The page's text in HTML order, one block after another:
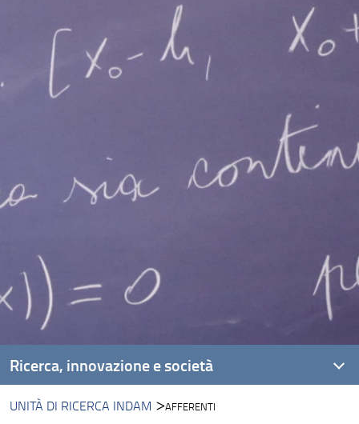
UNITÀ DI RICERCA INDAM AFFERENTI
Ricerca, innovazione e società
Settori Disciplinari